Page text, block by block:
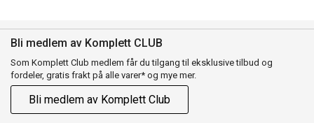
Bli medlem av Komplett CLUB
Som Komplett Club medlem får du tilgang til eksklusive tilbud og
fordeler, gratis frakt på alle varer* og mye mer.
Bli medlem av Komplett Club